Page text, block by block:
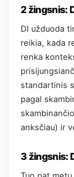
2 žingsnis:
DI užduoda
reikia, kada
renka
standartinis
pagal
anksčiau) ir
3 žingsnis: